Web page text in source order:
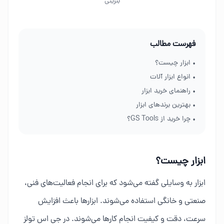
فهرست مطالب
• ابزار چیست؟
• انواع ابزار آلات
• راهنمای خرید ابزار
• بهترین برندهای ابزار
• چرا خرید از GS Tools؟
ابزار چیست؟
ابزار به وسایلی گفته می‌شود که برای انجام فعالیت‌های فنی،
صنعتی و خانگی استفاده می‌شوند. ابزارها باعث افزایش
سرعت، دقت و کیفیت انجام کارها می‌شوند. در جی اس تولز